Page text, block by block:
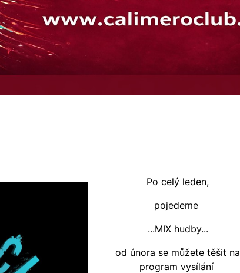
Po celý leden,
pojedeme
...MIX hudby...
od února se můžete těšit na
program vysílání